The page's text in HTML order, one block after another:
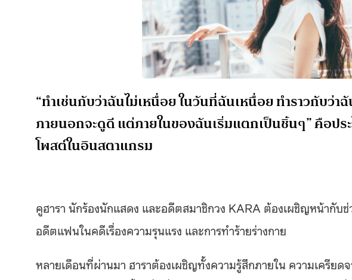
“ทำเช่นกับว่าฉันไม่เหนื่อย ในวันที่ฉันเหนื่อย ทำราวกับว่
ภายนอกจะดูดี แต่ภายในของฉันเริ่มแตกเป็นชิ้นๆ” คือประ
โพสต์ในอินสตาแกรม
คูฮารา นักร้องนักแสดง และอดีตสมาชิกวง KARA ต้องเผชิญหน้ากับ
อดีตแฟนในคดีเรื่องความรุนแรง และการทำร้ายร่างกาย
หลายเดือนที่ผ่านมา ฮาราต้องเผชิญทั้งความรู้สึกภายใน ความเครียด